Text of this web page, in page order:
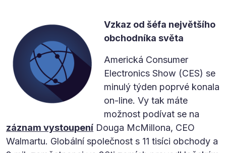
Vzkaz od šéfa největšího
obchodníka světa
Americká Consumer
Electronics Show (CES) se
minulý týden poprvé konala
on-line. Vy tak máte
možnost podívat se na
záznam vystoupení Douga McMillona, CEO
Walmartu. Globální společnost s 11 tisíci obchody a